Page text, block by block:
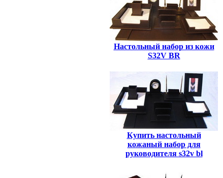
Настольный набор из кожи
S32V BR
Купить настольный
кожаный набор для
руководителя s32v bl